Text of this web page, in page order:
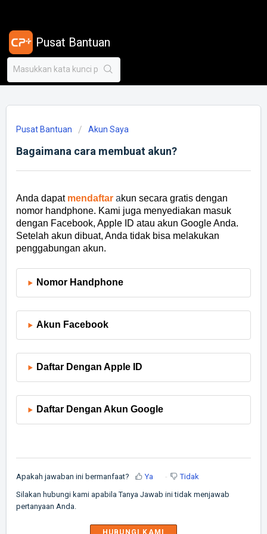
Pusat Bantuan
Pusat Bantuan Akun Saya
Bagaimana cara membuat akun?
Anda dapat mendaftar akun secara gratis dengan
nomor handphone. Kami juga menyediakan masuk
dengan Facebook, Apple ID atau akun Google Anda.
Setelah akun dibuat, Anda tidak bisa melakukan
penggabungan akun.
Nomor Handphone
Akun Facebook
Daftar Dengan Apple ID
Daftar Dengan Akun Google
Apakah jawaban ini bermanfaat? Ya Tidak
Silakan hubungi kami apabila Tanya Jawab ini tidak menjawab
pertanyaan Anda.